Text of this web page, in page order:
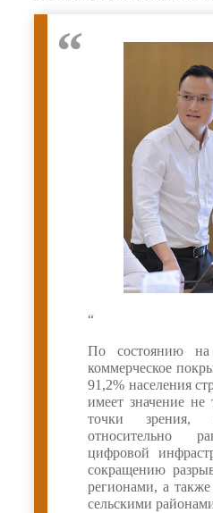
“
По состоянию на
коммерческое
91,2% населения
имеет значение не
точки
относительно
цифровой
сокращению
регионами, а
сельскими